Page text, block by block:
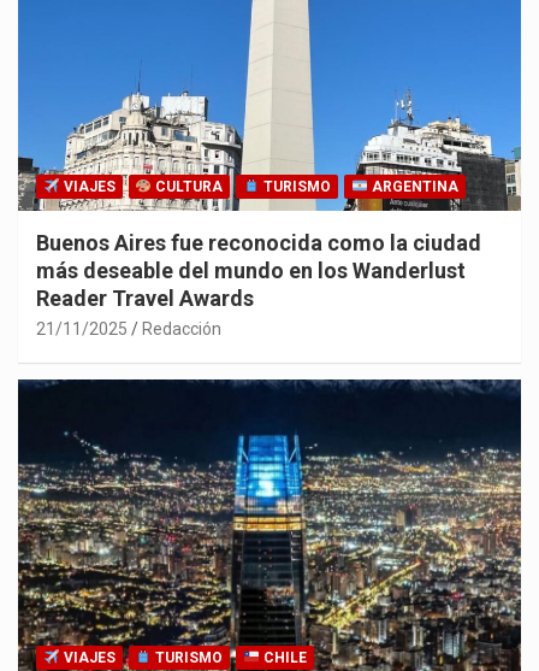
VIAJES CULTURA TURISMO ARGENTINA
Buenos Aires fue reconocida como la ciudad
más deseable del mundo en los Wanderlust
Reader Travel Awards
21/11/2025 Redacción
VIAJES TURISMO CHILE